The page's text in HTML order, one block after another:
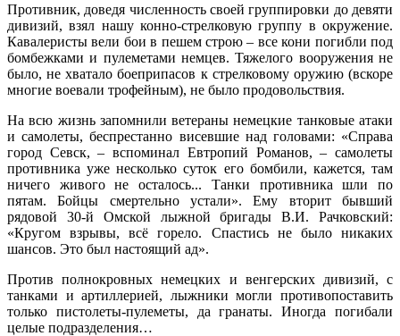
Противник, доведя численность своей группировки до девяти
дивизий, взял нашу конно-стрелковую группу в окружение.
Кавалеристы вели бои в пешем строю – все кони погибли под
бомбежками и пулеметами немцев. Тяжелого вооружения не
было, не хватало боеприпасов к стрелковому оружию (вскоре
многие воевали трофейным), не было продовольствия.
На всю жизнь запомнили ветераны немецкие танковые атаки
и самолеты, беспрестанно висевшие над головами: «Справа
город Севск, – вспоминал Евтропий Романов, – самолеты
противника уже несколько суток его бомбили, кажется, там
ничего живого не осталось... Танки противника шли по
пятам. Бойцы смертельно устали». Ему вторит бывший
рядовой 30-й Омской лыжной бригады В.И. Рачковский:
«Кругом взрывы, всё горело. Спастись не было никаких
шансов. Это был настоящий ад».
Против полнокровных немецких и венгерских дивизий, с
танками и артиллерией, лыжники могли противопоставить
только пистолеты-пулеметы, да гранаты. Иногда погибали
целые подразделения…